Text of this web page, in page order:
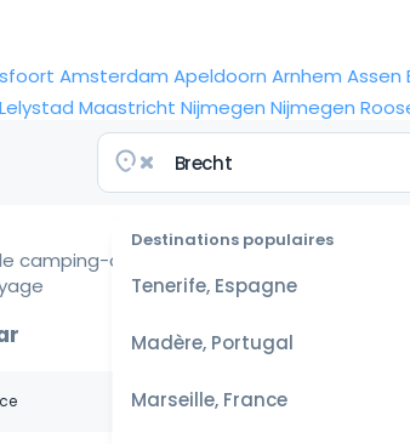
Amsterdam Apeldoorn Arnhem Assen
Lelystad Maastricht Nijmegen Nijmegen
Destinations populaires
Tenerife, Espagne
Madère, Portugal
Marseille, France
camping-car idéal pour